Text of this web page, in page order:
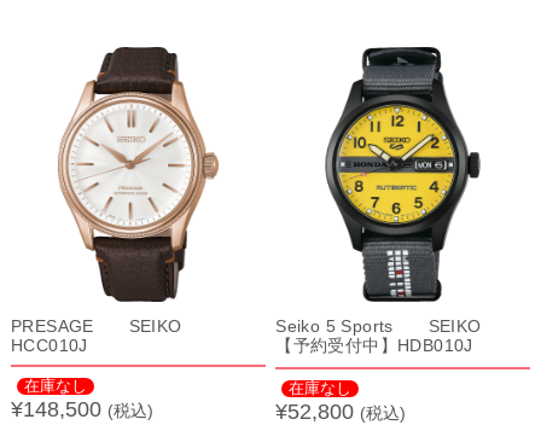
PRESAGE SEIKO
HCC010J
在庫なし
¥148,500 (税込)
Seiko 5 Sports SEIKO
【予約受付中】HDB010J
在庫なし
¥52,800 (税込)